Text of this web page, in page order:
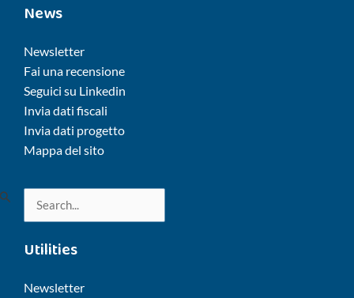
News
Newsletter
Fai una recensione
Seguici su Linkedin
Invia dati fiscali
Invia dati progetto
Mappa del sito
Utilities
Newsletter